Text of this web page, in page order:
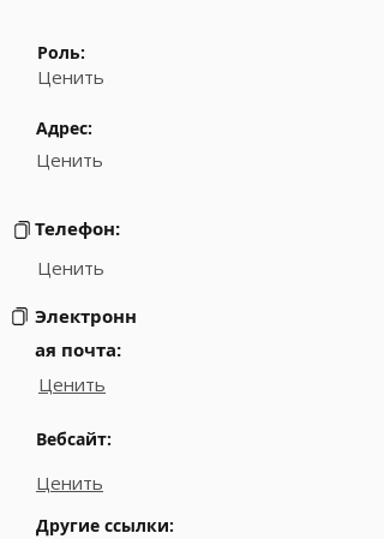
Роль:
Ценить
Адрес:
Ценить
Телефон:
Ценить
Электронн
ая почта:
Ценить
Вебсайт:
Ценить
Другие ссылки: